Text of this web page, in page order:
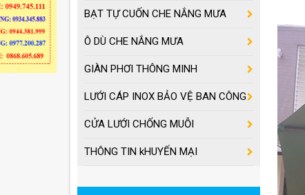
BẠT TỰ CUỐN CHE NẮNG MƯA
Ô DÙ CHE NẮNG MƯA
GIÀN PHƠI THÔNG MINH
LƯỚI CÁP INOX BẢO VỆ BAN CÔNG
CỬA LƯỚI CHỐNG MUỖI
THÔNG TIN kHUYẾN MẠI